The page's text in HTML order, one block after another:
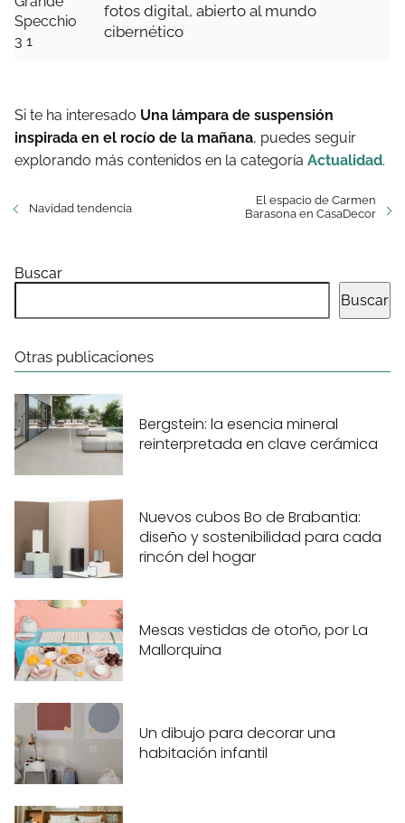
fotos digital, abierto al mundo
cibernético
Si te ha interesado Una lámpara de suspensión
inspirada en el rocío de la mañana, puedes seguir
explorando más contenidos en la categoría Actualidad.
Navidad tendencia
El espacio de Carmen
Barasona en CasaDecor
Buscar
Buscar
Otras publicaciones
Bergstein: la esencia mineral
reinterpretada en clave cerámica
Nuevos cubos Bo de Brabantia:
diseño y sostenibilidad para cada
rincón del hogar
Mesas vestidas de otoño, por La
Mallorquina
Un dibujo para decorar una
habitación infantil